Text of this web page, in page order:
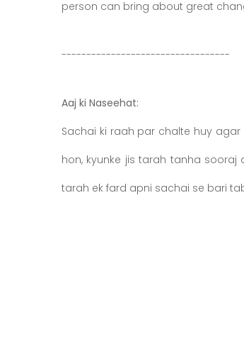
----------------------------------
Aaj ki Naseehat:
Sachai ki raah par chalte huy
hon, kyunke jis tarah tanha